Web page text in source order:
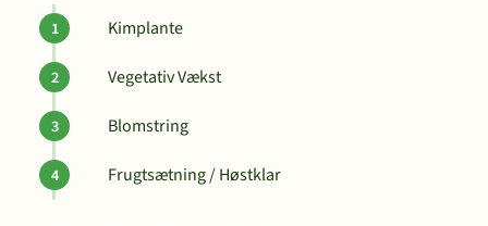
Kimplante
Vegetativ Vækst
Blomstring
Frugtsætning / Høstklar